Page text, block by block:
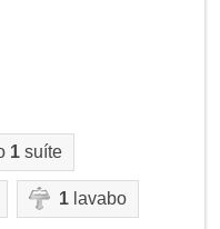
1suíte
1lavabo